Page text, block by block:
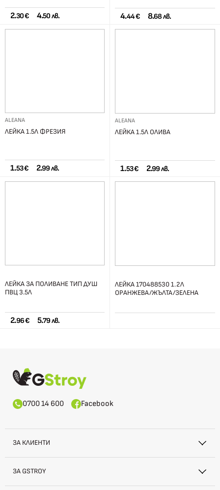
2.30 € 4.50 лв. 4.44 € 8.68 лв.
ALEANA
ЛЕЙКА 1.5Л ФРЕЗИЯ
1.53 € 2.99 лв.
ALEANA
ЛЕЙКА 1.5Л ОЛИВА
1.53 € 2.99 лв.
ЛЕЙКА ЗА ПОЛИВАНЕ ТИП ДУШ
ПВЦ 3.5Л
2.96 € 5.79 лв.
ЛЕЙКА 170488530 1.2Л
ОРАНЖЕВА/ЖЪЛТА/ЗЕЛЕНА
0700 14 600 Facebook
ЗА КЛИЕНТИ
ЗА GSTROY